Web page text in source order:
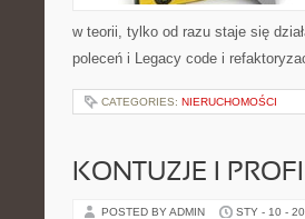
w teorii, tylko od razu staje się
poleceń i Legacy code i
CATEGORIES: NIERUCHOMOŚCI
KONTUZJE I
POSTED BY ADMIN STY - 10 -